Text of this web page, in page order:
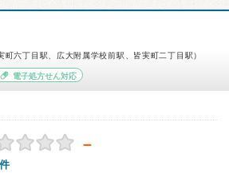
町六丁目駅、広大附属学校前駅、皆実町二丁目駅）
電子処方せん対応
－